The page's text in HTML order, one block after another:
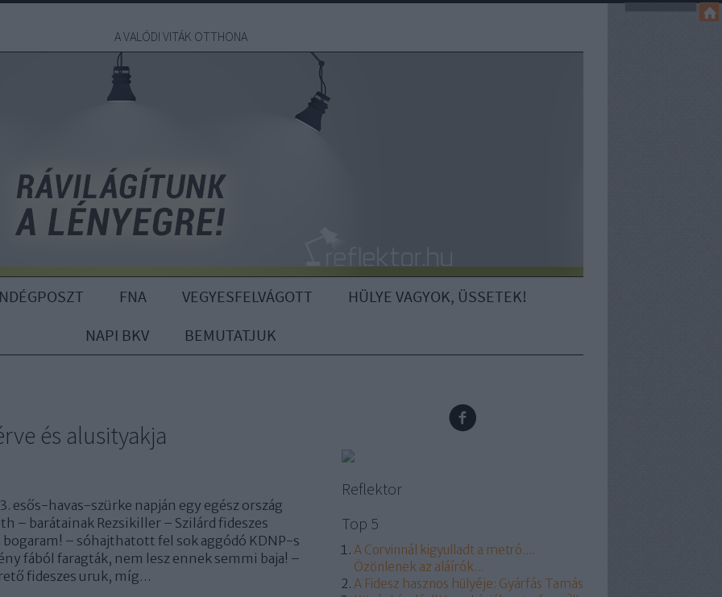
A VALÓDI VITÁK OTTHONA
FNA VEGYESFELVÁGOTT
HÜLYE VAGYOK, ÜSSETEK!
NAPI BKV
BEMUTATJUK
és alusityakja
esős-havas-szürke napján egy egész ország
– barátainak Rezsikiller – Szilárd fideszes
– sóhajthatott fel sok aggódó KDNP-s
fából faragták, nem lesz ennek semmi baja! –
fideszes uruk, míg…
Reflektor
Top 5
A Corvinnál kigyulladt a metró....
Özönlenek az aláírók...
A Fidesz hasznos hülyéje: Gyárfás Tamás